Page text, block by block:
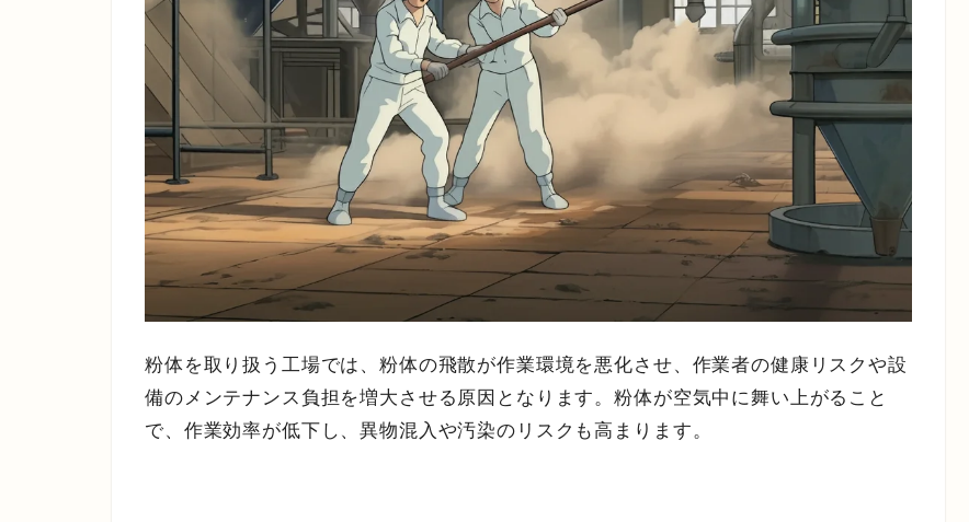
粉体を取り扱う工場では、粉体の飛散が作業環境を悪化させ、作業者の健康リスクや設
備のメンテナンス負担を増大させる原因となります。粉体が空気中に舞い上がること
で、作業効率が低下し、異物混入や汚染のリスクも高まります。